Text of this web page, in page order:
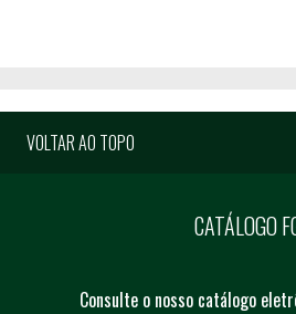
VOLTAR AO TOPO
CATÁLOGO
Consulte o nosso catálogo